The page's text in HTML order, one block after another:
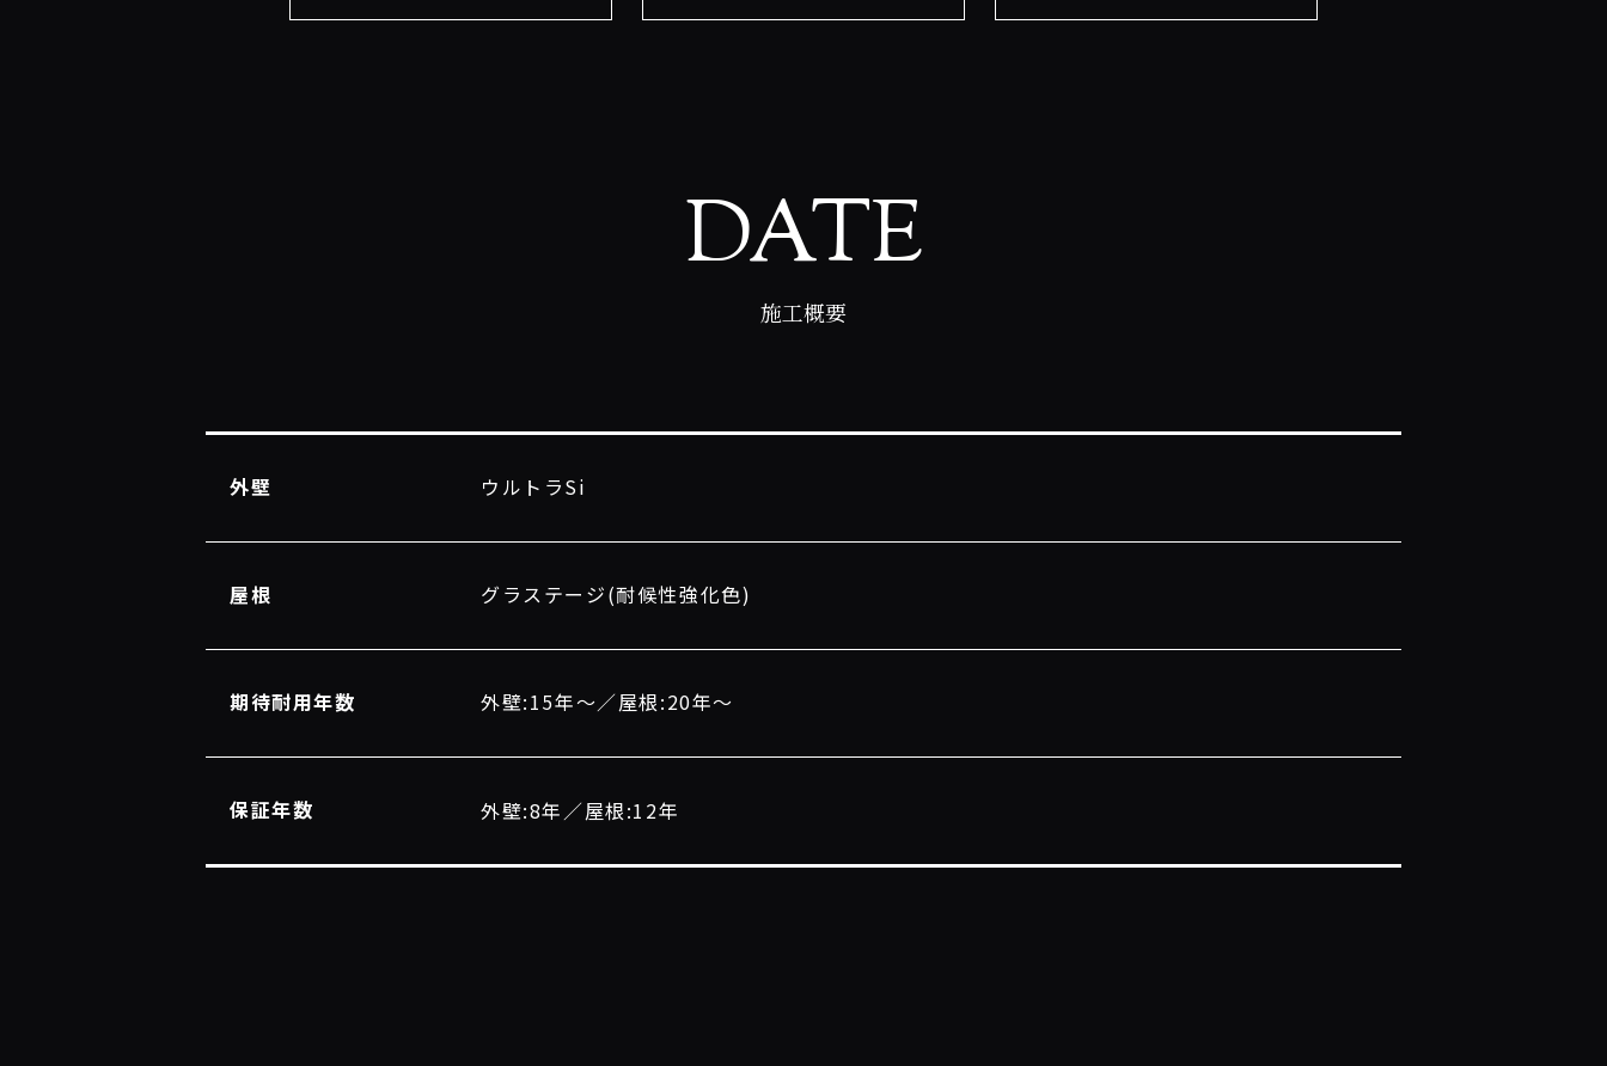
DATE
施工概要
外壁 ウルトラSi
屋根 グラステージ(耐候性強化色)
期待耐用年数 外壁:15年〜／屋根:20年〜
保証年数 外壁:8年／屋根:12年